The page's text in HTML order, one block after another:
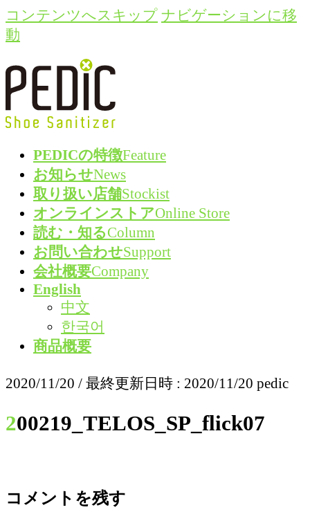
コンテンツへスキップ ナビゲーションに移
動
PEDICの特徴Feature
お知らせNews
取り扱い店舗Stockist
オンラインストアOnline Store
読む・知るColumn
お問い合わせSupport
会社概要Company
English
中文
한국어
商品概要
2020/11/20 / 最終更新日時 : 2020/11/20 pedic
200219_TELOS_SP_flick07
コメントを残す